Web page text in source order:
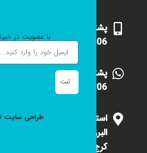
پشتیبانی
09101531006
پشتیبانی
09101531006
استان
البرز
با عضویت در
ثبت
طراحی سایت